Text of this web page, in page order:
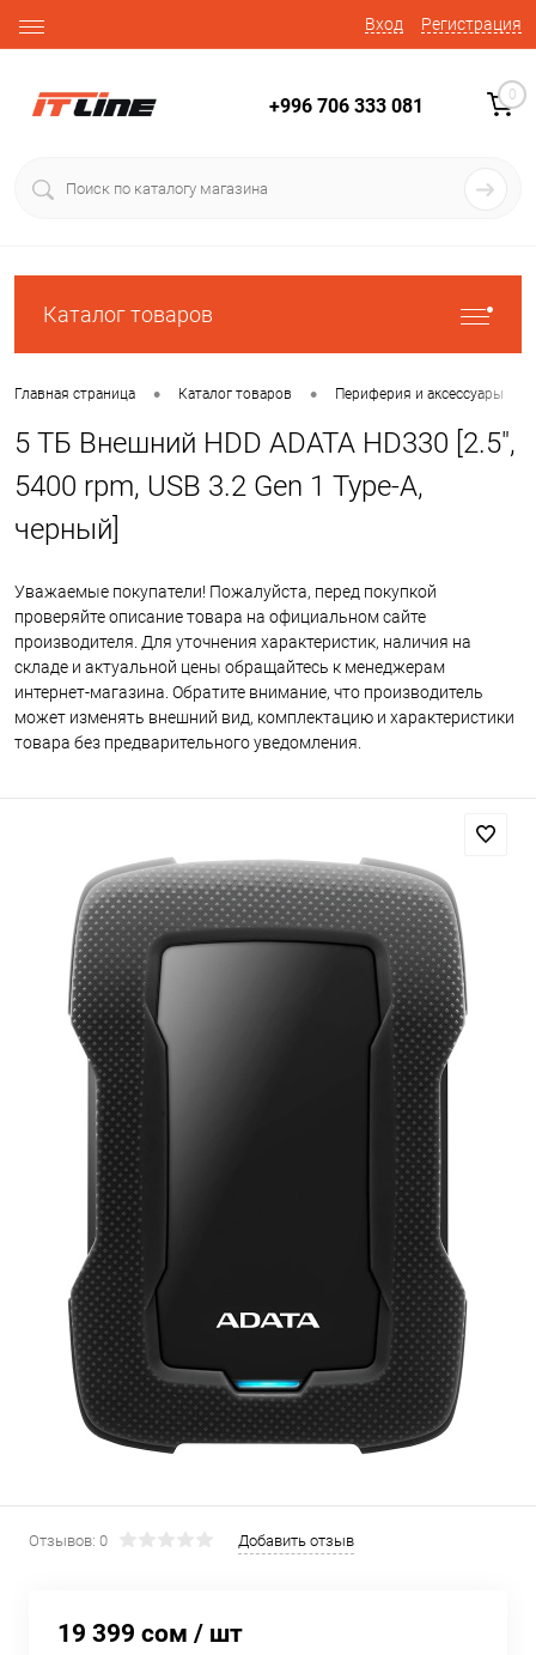
Вход Регистрация
+996 706 333 081 0
Каталог товаров
Главная страница • Каталог товаров • Периферия и аксессуары
5 ТБ Внешний HDD ADATA HD330 [2.5",
5400 rpm, USB 3.2 Gen 1 Type-A,
черный]
Уважаемые покупатели! Пожалуйста, перед покупкой
проверяйте описание товара на официальном сайте
производителя. Для уточнения характеристик, наличия на
складе и актуальной цены обращайтесь к менеджерам
интернет-магазина. Обратите внимание, что производитель
может изменять внешний вид, комплектацию и характеристики
товара без предварительного уведомления.
Отзывов: 0 Добавить отзыв
19 399 сом / шт